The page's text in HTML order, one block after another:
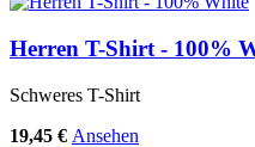
Herren T-Shirt - 100%
Schweres T-Shirt
19,45 € Ansehen